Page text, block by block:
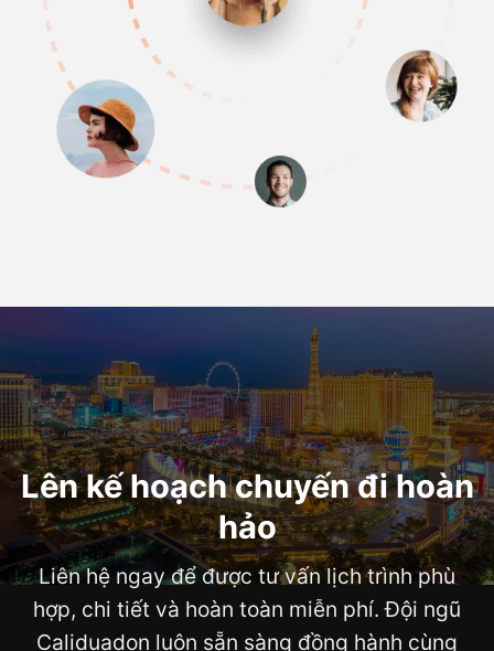
Lên kế hoạch chuyến đi hoàn
hảo
Liên hệ ngay để được tư vấn lịch trình phù
hợp, chi tiết và hoàn toàn miễn phí. Đội ngũ
Caliduadon luôn sẵn sàng đồng hành cùng